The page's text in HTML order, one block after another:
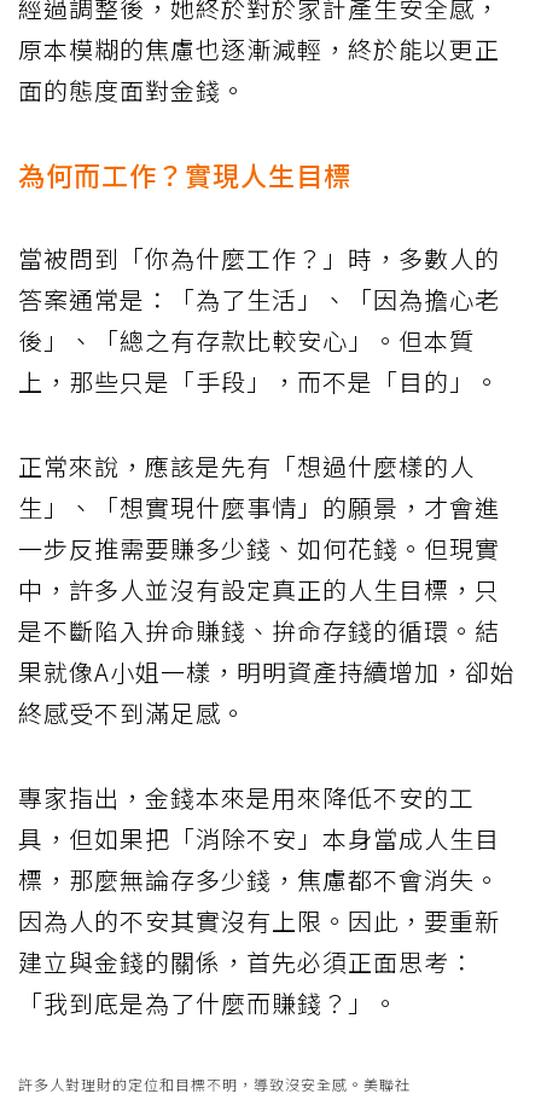
經過調整後，她終於對於家計產生安全感，
原本模糊的焦慮也逐漸減輕，終於能以更正
面的態度面對金錢。
為何而工作？實現人生目標
當被問到「你為什麼工作？」時，多數人的
答案通常是：「為了生活」、「因為擔心老
後」、「總之有存款比較安心」。但本質
上，那些只是「手段」，而不是「目的」。
正常來說，應該是先有「想過什麼樣的人
生」、「想實現什麼事情」的願景，才會進
一步反推需要賺多少錢、如何花錢。但現實
中，許多人並沒有設定真正的人生目標，只
是不斷陷入拚命賺錢、拚命存錢的循環。結
果就像A小姐一樣，明明資產持續增加，卻始
終感受不到滿足感。
專家指出，金錢本來是用來降低不安的工
具，但如果把「消除不安」本身當成人生目
標，那麼無論存多少錢，焦慮都不會消失。
因為人的不安其實沒有上限。因此，要重新
建立與金錢的關係，首先必須正面思考：
「我到底是為了什麼而賺錢？」。